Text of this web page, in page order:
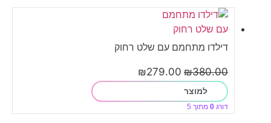
דילדו מתחמם עם שלט רחוק
₪380.00
₪279.00
למוצר
דורג 0 מתוך 5